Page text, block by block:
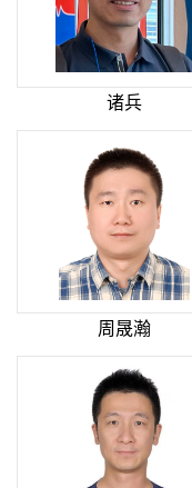
诸兵
周晟瀚